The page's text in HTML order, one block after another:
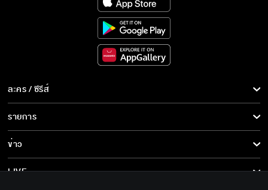
ละคร / ซีรีส์
ละคร/ซีรีส์
ซีรีส์นานาชาติ
การ์ตูน & เกม
รายการ
รายการทั้งหมด
ข่าว
ข่าวทั้งหมด
LIVE